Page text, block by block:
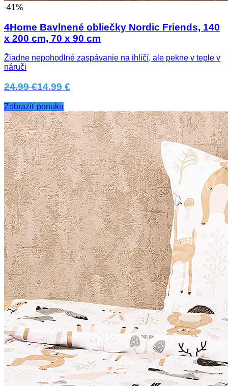
-41%
4Home Bavlnené obliečky Nordic Friends, 140
x 200 cm, 70 x 90 cm
Žiadne nepohodlné zaspávanie na ihličí, ale pekne v teple v
náruči
24.99 €14.99 €
Zobraziť ponuku